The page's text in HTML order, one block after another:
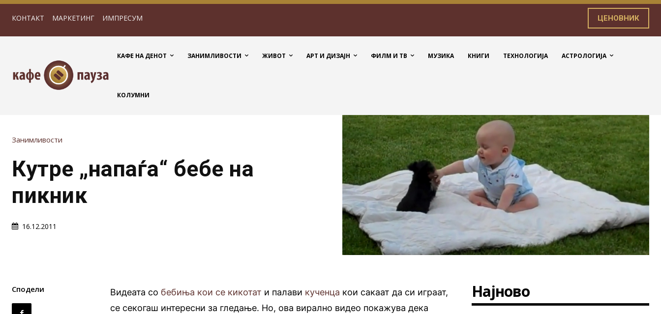
КОНТАКТ МАРКЕТИНГ ИМПРЕСУМ ЦЕНОВНИК
КАФЕ НА ДЕНОТ ЗАНИМЛИВОСТИ ЖИВОТ АРТ И ДИЗАЈН ФИЛМ И ТВ МУЗИКА КНИГИ ТЕХНОЛОГИЈА АСТРОЛОГИЈА
КОЛУМНИ
Занимливости
Кутре „напаѓа“ бебе на
пикник
16.12.2011
Сподели Видеата со бебиња кои се кикотат и палави кученца кои сакаат да си играат,
се секогаш интересни за гледање. Но, ова вирално видео покажува дека
Најново